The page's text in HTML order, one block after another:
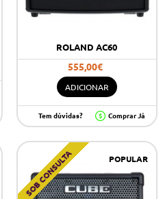
ROLAND AC60
555,00€
ADICIONAR
Tem dúvidas? Comprar Já
POPULAR
SOB CONSULTA